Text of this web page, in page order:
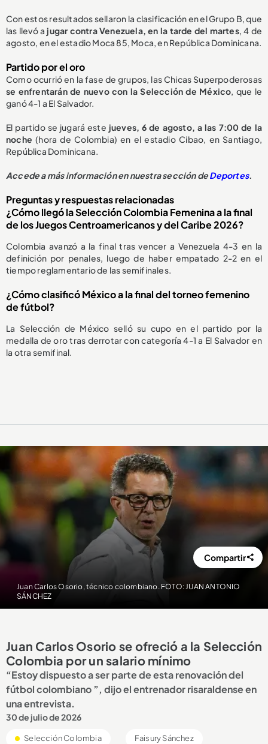
Con estos resultados sellaron la clasificación en el Grupo B, que
las llevó ajugar contra Venezuela, en la tarde del martes, 4 de
agosto, en el estadio Moca 85, Moca, en República Dominicana.
Partido por el oro
Como ocurrió en la fase de grupos, las Chicas Superpoderosas
se enfrentarán de nuevo con la Selección de México, que le
ganó 4-1 a El Salvador.
El partido se jugará este jueves, 6 de agosto, a las 7:00 de la
noche (hora de Colombia) en el estadio Cibao, en Santiago,
República Dominicana.
Accede a más información en nuestra sección deDeportes.
Preguntas y respuestas relacionadas
¿Cómo llegó la Selección Colombia Femenina a la final
de los Juegos Centroamericanos y del Caribe 2026?
Colombia avanzó a la final tras vencer a Venezuela 4-3 en la
definición por penales, luego de haber empatado 2-2 en el
tiempo reglamentario de las semifinales.
¿Cómo clasificó México a la final del torneo femenino
de fútbol?
La Selección de México selló su cupo en el partido por la
medalla de oro tras derrotar con categoría 4-1 a El Salvador en
la otra semifinal.
Juan Carlos Osorio, técnico colombiano. FOTO: JUAN ANTONIO
SÁNCHEZ
Compartir
Juan Carlos Osorio se ofreció a la Selección
Colombia por un salario mínimo
“Estoy dispuesto a ser parte de esta renovación del
fútbol colombiano ”, dijo el entrenador risaraldense en
una entrevista.
30 de julio de 2026
Selección Colombia Faisury Sánchez